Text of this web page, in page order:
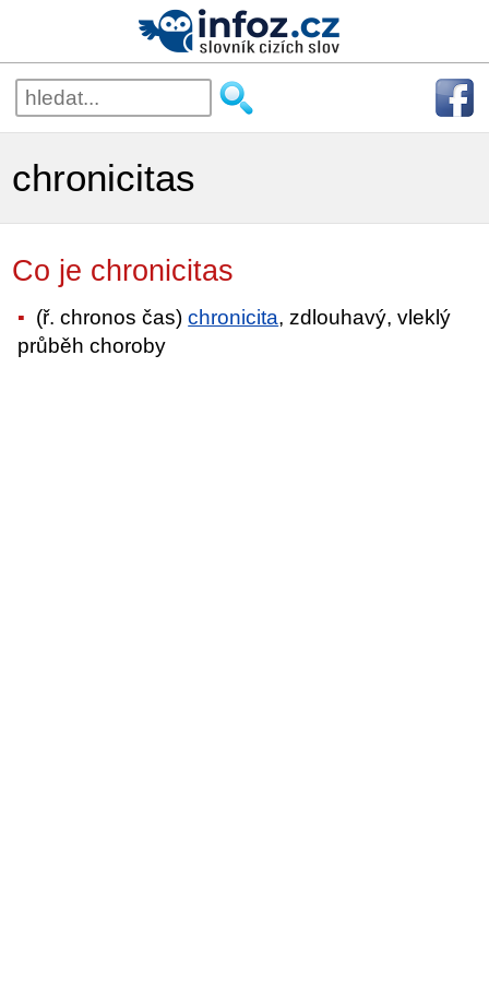
chronicitas
Co je chronicitas
(ř. chronos čas)chronicita, zdlouhavý, vleklý
průběh choroby